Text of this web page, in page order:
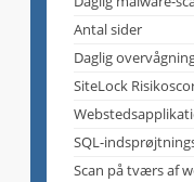
Antal sider
Daglig
SiteLock
SQL-
Scan på tværs af